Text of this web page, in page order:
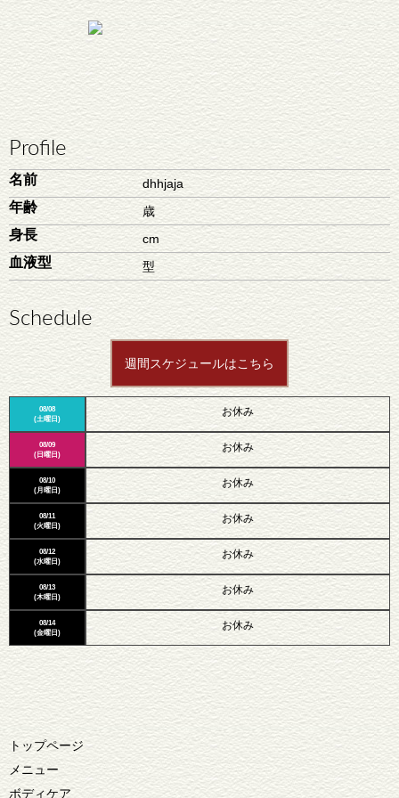
Profile
名前 dhhjaja
年齢 歳
身長 cm
血液型 型
Schedule
週間スケジュールはこちら
08/08
(土曜日)
08/09
(日曜日)
08/10
(月曜日)
08/11
(火曜日)
08/12
(水曜日)
08/13
(木曜日)
08/14
(金曜日)
お休み
お休み
お休み
お休み
お休み
お休み
お休み
トップページ
メニュー
ボディケア